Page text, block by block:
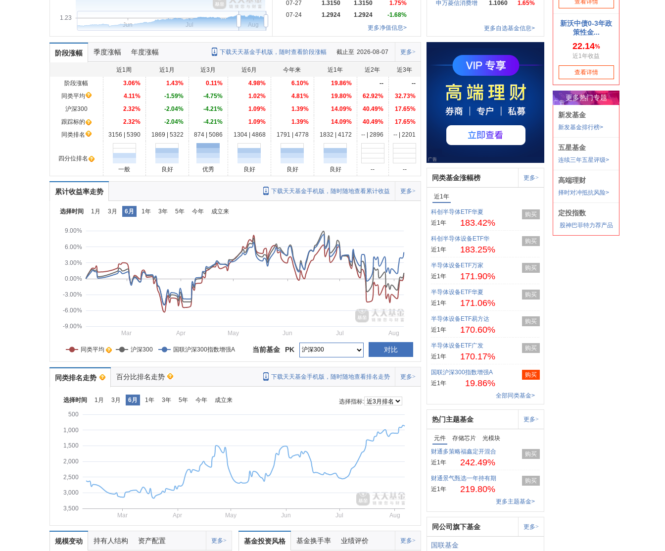
1.23
Jun Jul Aug
07-27
1.3150 1.3150
1.75%
07-24
1.2924 1.2924
-1.68%
更多净值信息>
申万菱信消费增
1.1060 1.65%
更多自选基金信息>
阶段涨幅 季度涨幅 年度涨幅 更多>
截止至 2026-08-07
下载天天基金手机版，随时查看阶段涨幅
近1周 近1月 近3月 近6月 今年来 近1年 近2年
近3年
阶段涨幅
3.06% 1.43% 0.11% 4.98% 6.10% 19.86% --
--
同类平均
4.11% -1.59% -4.75% 1.02% 4.81% 19.80% 62.92%
32.73%
沪深300
2.32% -2.04% -4.21% 1.09% 1.39% 14.09% 40.49%
17.65%
跟踪标的
2.32% -2.04% -4.21% 1.09% 1.39% 14.09% 40.49%
17.65%
同类排名
3156 | 5390 1869 | 5322 874 | 5086 1304 | 4868 1791 | 4778 1832 | 4172 -- | 2896 -- | 2201
四分位排名
一般
良好 优秀 良好 良好 良好 -- --
累计收益率走势 更多>
下载天天基金手机版，随时随地查看累计收益
选择时间 1月 3月 6月 1年 3年 5年 今年 成立来
-9.00%
-6.00%
-3.00%
0.00%
3.00%
6.00%
9.00%
Mar Apr May Jun Jul Aug
同类平均 沪深300 国联沪深300指数增强A 对比
PK
当前基金
同类排名走势 百分比排名走势 更多>
下载天天基金手机版，随时随地查看排名走势
选择时间 1月 3月 6月 1年 3年 5年 今年 成立来
选择指标:
500
1,000
1,500
2,000
2,500
3,000
3,500
Mar
Apr May Jun Jul Aug
规模变动 持有人结构 资产配置 更多> 基金投资风格 基金换手率 业绩评价 更多>
同类基金涨幅榜 更多>
近1年
科创半导体ETF华夏
近1年
183.42%
购买
科创半导体设备ETF华
近1年
183.25%
购买
半导体设备ETF万家
近1年
171.90%
购买
半导体设备ETF华夏
近1年
171.06%
购买
半导体设备ETF易方达
近1年
170.60%
购买
半导体设备ETF广发
近1年
170.17%
购买
国联沪深300指数增强A
近1年
19.86%
购买
全部同类基金>
热门主题基金 更多>
元件 存储芯片
光模块
财通多策略福鑫定开混合
近1年
242.49%
购买
财通景气甄选一年持有期
近1年
219.80%
购买
更多主题基金>
同公司旗下基金 更多>
国联基金